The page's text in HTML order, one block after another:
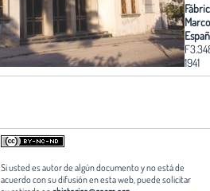
1941
Si usted es autor de algún documento y no está de
acuerdo con su difusión en esta web, puede solicitar